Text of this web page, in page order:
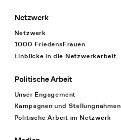
Netzwerk
Netzwerk
1000 FriedensFrauen
Einblicke in die Netzwerkarbeit
Politische Arbeit
Unser Engagement
Kampagnen und Stellungnahmen
Politische Arbeit im Netzwerk